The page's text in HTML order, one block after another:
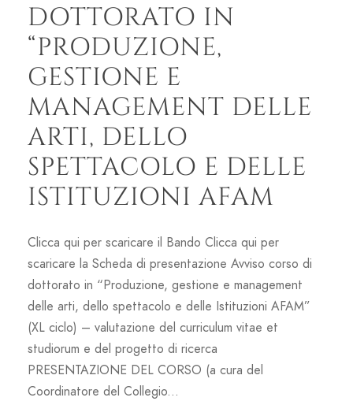
DOTTORATO IN
“PRODUZIONE,
GESTIONE E
MANAGEMENT DELLE
ARTI, DELLO
SPETTACOLO E DELLE
ISTITUZIONI AFAM
Clicca qui per scaricare il Bando Clicca qui per
scaricare la Scheda di presentazione Avviso corso di
dottorato in “Produzione, gestione e management
delle arti, dello spettacolo e delle Istituzioni AFAM”
(XL ciclo) – valutazione del curriculum vitae et
studiorum e del progetto di ricerca
PRESENTAZIONE DEL CORSO (a cura del
Coordinatore del Collegio...